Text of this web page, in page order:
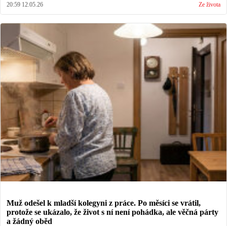
20:59 12.05.26 Ze života
Muž odešel k mladší kolegyni z práce. Po měsíci se vrátil,
protože se ukázalo, že život s ní není pohádka, ale věčná párty
a žádný oběd